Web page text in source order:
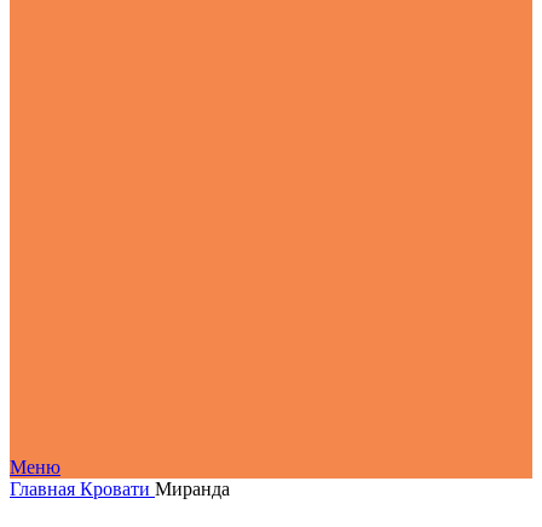
Меню
Главная Кровати Миранда